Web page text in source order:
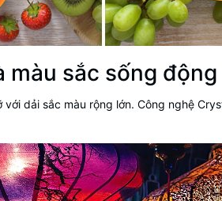
màu sắc sống
dải sắc màu rộng lớn. Công nghệ